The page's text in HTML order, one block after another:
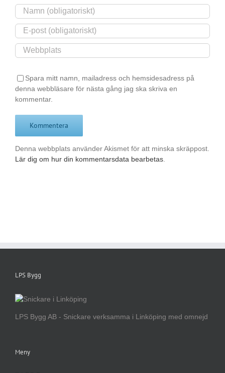
Spara mitt namn, mailadress och hemsidesadress på
denna webbläsare för nästa gång jag ska skriva en
kommentar.
Denna webbplats använder Akismet för att minska skräppost.
Lär dig om hur din kommentarsdata bearbetas
LPS Bygg
LPS Bygg AB - Snickare verksamma i Linköping med omnejd
Meny